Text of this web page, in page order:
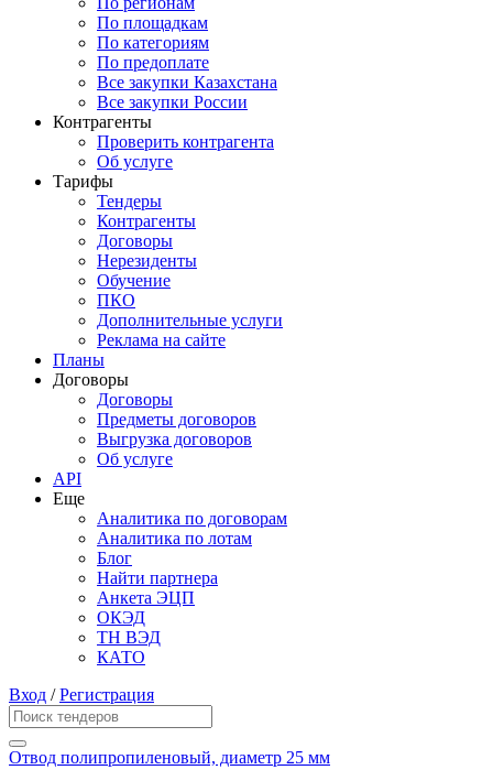
По площадкам
По категориям
По предоплате
Все закупки Казахстана
Все закупки России
Контрагенты
Проверить контрагента
Об услуге
Тарифы
Тендеры
Контрагенты
Договоры
Нерезиденты
Обучение
ПКО
Дополнительные услуги
Реклама на сайте
Планы
Договоры
Договоры
Предметы договоров
Выгрузка договоров
Об услуге
API
Еще
Аналитика по договорам
Аналитика по лотам
Блог
Найти партнера
Анкета ЭЦП
ОКЭД
ТН ВЭД
КАТО
Вход /Регистрация
Отвод полипропиленовый, диаметр 25 мм